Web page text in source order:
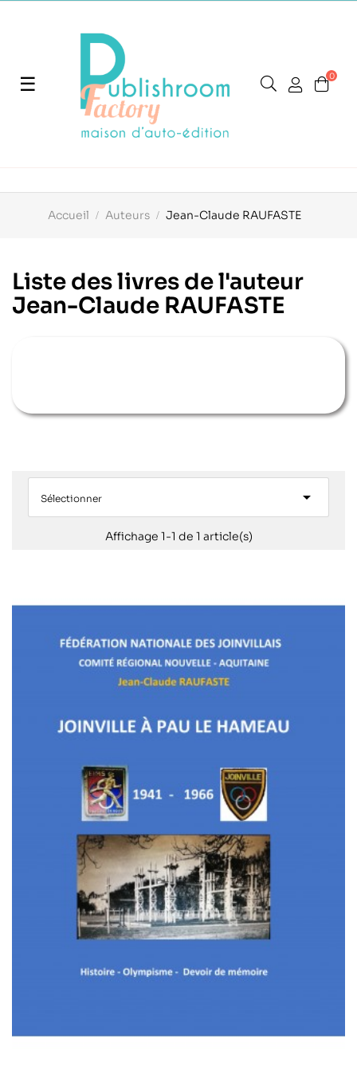
Basculer
navigation
☰ 0
Accueil Auteurs Jean-Claude RAUFASTE
Liste des livres de l'auteur
Jean-Claude RAUFASTE
Sélectionner 
Affichage 1-1 de 1 article(s)